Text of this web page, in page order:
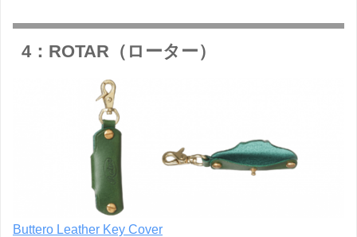
4：ROTAR（ローター）
Buttero Leather Key Cover